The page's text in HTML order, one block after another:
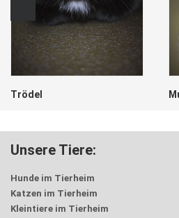
Trödel
Unsere Tiere:
Hunde im Tierheim
Katzen im Tierheim
Kleintiere im Tierheim